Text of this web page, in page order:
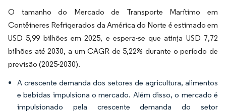
O tamanho do Mercado de Transporte Marítimo em
Contêineres Refrigerados da América do Norte é estimado em
USD 5,99 bilhões em 2025, e espera-se que atinja USD 7,72
bilhões até 2030, a um CAGR de 5,22% durante o período de
previsão (2025-2030).
A crescente demanda dos setores de agricultura, alimentos
e bebidas impulsiona o mercado. Além disso, o mercado é
impulsionado pela crescente demanda do setor